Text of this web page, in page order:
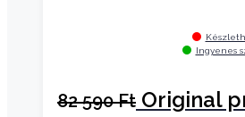
Ingyenes
82 590Ft Original